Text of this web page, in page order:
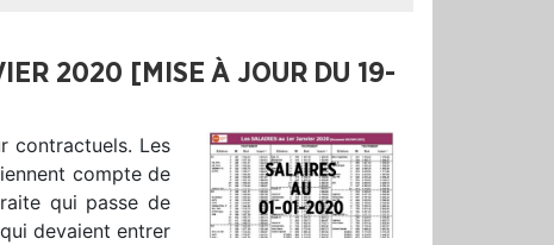
2020 [MISE À JOUR DU 19-
contractuels. Les
compte de
qui passe de
qui devaient entrer